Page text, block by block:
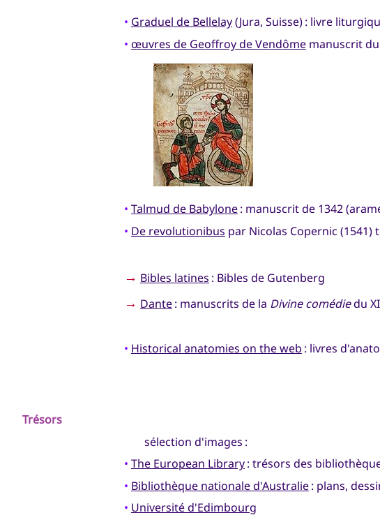
• Graduel de Bellelay(Jura, Suisse) : livre
• œuvres de Geoffroy de Vendômemanuscrit du
• Talmud de Babylone: manuscrit de 1342
• De revolutionibus par Nicolas Copernic
→ Bibles latines : Bibles de Gutenberg
→ Dante: manuscrits de la Divine comédiedu
• Historical anatomies on the web : livres
Trésors
sélection d'images :
• The European Library: trésors des
• Bibliothèque nationale d'Australie: plans,
• Université d'Edimbourg